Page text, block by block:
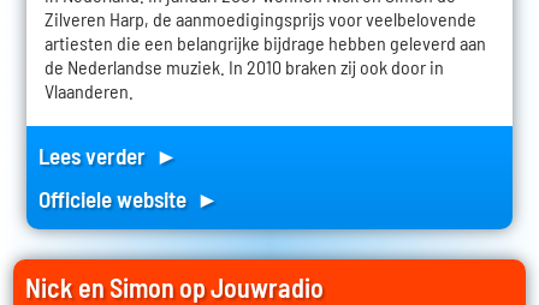
Zilveren Harp, de aanmoedigingsprijs voor veelbelovende
artiesten die een belangrijke bijdrage hebben geleverd aan
de Nederlandse muziek. In 2010 braken zij ook door in
Vlaanderen.
Lees verder ►
Officiele website ►
Nick en Simon op Jouwradio